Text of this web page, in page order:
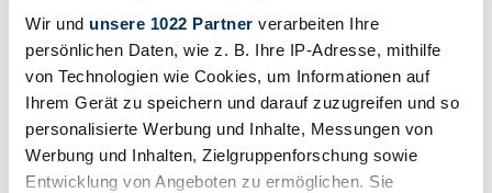
Wir und unsere 1022 Partner verarbeiten Ihre
persönlichen Daten, wie z. B. Ihre IP-Adresse, mithilfe
von Technologien wie Cookies, um Informationen auf
Ihrem Gerät zu speichern und darauf zuzugreifen und so
personalisierte Werbung und Inhalte, Messungen von
Werbung und Inhalten, Zielgruppenforschung sowie
Entwicklung von Angeboten zu ermöglichen. Sie